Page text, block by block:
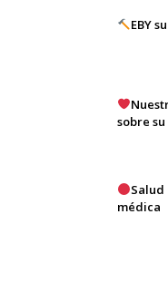
EBY
sobre
médica